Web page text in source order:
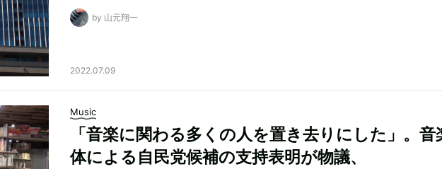
by 山元翔一
2022.07.09
Music
「音楽に関わる多くの人を置き去りにした」。音
体による自民党候補の支持表明が物議、